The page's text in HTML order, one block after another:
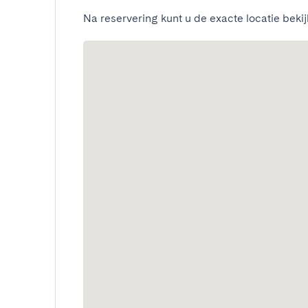
Na reservering kunt u de exacte locatie